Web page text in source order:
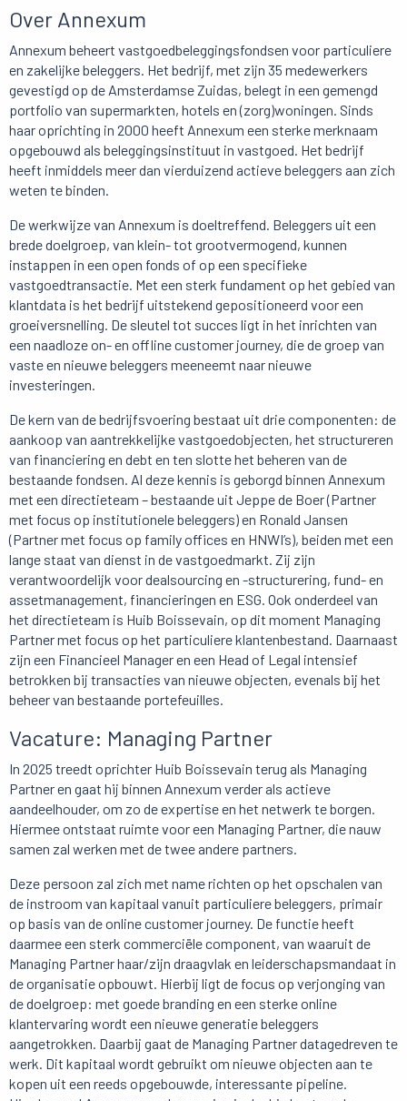
Over Annexum
Annexum beheert vastgoedbeleggingsfondsen voor particuliere
en zakelijke beleggers. Het bedrijf, met zijn 35 medewerkers
gevestigd op de Amsterdamse Zuidas, belegt in een gemengd
portfolio van supermarkten, hotels en (zorg)woningen. Sinds
haar oprichting in 2000 heeft Annexum een sterke merknaam
opgebouwd als beleggingsinstituut in vastgoed. Het bedrijf
heeft inmiddels meer dan vierduizend actieve beleggers aan zich
weten te binden.
De werkwijze van Annexum is doeltreffend. Beleggers uit een
brede doelgroep, van klein- tot grootvermogend, kunnen
instappen in een open fonds of op een specifieke
vastgoedtransactie. Met een sterk fundament op het gebied van
klantdata is het bedrijf uitstekend gepositioneerd voor een
groeiversnelling. De sleutel tot succes ligt in het inrichten van
een naadloze on- en offline customer journey, die de groep van
vaste en nieuwe beleggers meeneemt naar nieuwe
investeringen.
De kern van de bedrijfsvoering bestaat uit drie componenten: de
aankoop van aantrekkelijke vastgoedobjecten, het structureren
van financiering en debt en ten slotte het beheren van de
bestaande fondsen. Al deze kennis is geborgd binnen Annexum
met een directieteam – bestaande uit Jeppe de Boer (Partner
met focus op institutionele beleggers) en Ronald Jansen
(Partner met focus op family offices en HNWI’s), beiden met een
lange staat van dienst in de vastgoedmarkt. Zij zijn
verantwoordelijk voor dealsourcing en -structurering, fund- en
assetmanagement, financieringen en ESG. Ook onderdeel van
het directieteam is Huib Boissevain, op dit moment Managing
Partner met focus op het particuliere klantenbestand. Daarnaast
zijn een Financieel Manager en een Head of Legal intensief
betrokken bij transacties van nieuwe objecten, evenals bij het
beheer van bestaande portefeuilles.
Vacature: Managing Partner
In 2025 treedt oprichter Huib Boissevain terug als Managing
Partner en gaat hij binnen Annexum verder als actieve
aandeelhouder, om zo de expertise en het netwerk te borgen.
Hiermee ontstaat ruimte voor een Managing Partner, die nauw
samen zal werken met de twee andere partners.
Deze persoon zal zich met name richten op het opschalen van
de instroom van kapitaal vanuit particuliere beleggers, primair
op basis van de online customer journey. De functie heeft
daarmee een sterk commerciële component, van waaruit de
Managing Partner haar/zijn draagvlak en leiderschapsmandaat in
de organisatie opbouwt. Hierbij ligt de focus op verjonging van
de doelgroep: met goede branding en een sterke online
klantervaring wordt een nieuwe generatie beleggers
aangetrokken. Daarbij gaat de Managing Partner datagedreven te
werk. Dit kapitaal wordt gebruikt om nieuwe objecten aan te
kopen uit een reeds opgebouwde, interessante pipeline.